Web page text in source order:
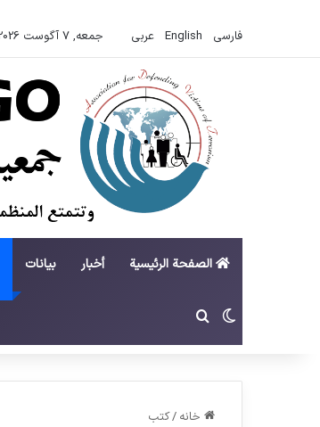
فارسی English عربي جمعه, 7 آگوست 2026
الصفحة الرئيسية أخبار بيانات
تغییر پوسته
جستجو برای
خانه /کتب